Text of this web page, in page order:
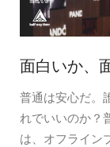
面白いか、
普通は安心だ。
れでいいのか？
は、オフライン